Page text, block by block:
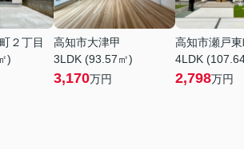
２丁目
)
高知市大津甲
3LDK (93.57㎡)
3,170万円
高知市瀬戸東
4LDK
2,798万円